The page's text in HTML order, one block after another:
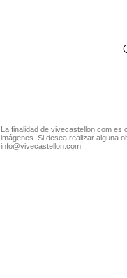
La finalidad de vivecastellon.com
imágenes. Si desea realizar alguna
info@vivecastellon.com